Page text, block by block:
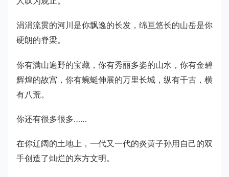
涓涓流贯的河川是你飘逸的长发，绵亘悠长的山岳是你
硬朗的脊梁。
你有满山遍野的宝藏，你有秀丽多姿的山水，你有金碧
辉煌的故宫，你有蜿蜓伸展的万里长城，纵有千古，横
有八荒。
你还有很多很多……
在你辽阔的土地上，一代又一代的炎黄子孙用自己的双
手创造了灿烂的东方文明。